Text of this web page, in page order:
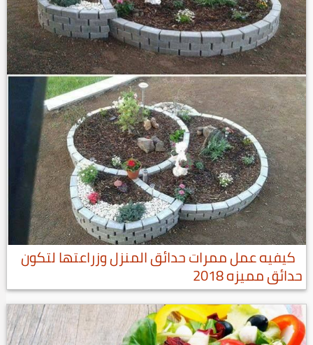
كيفيه عمل ممرات حدائق المنزل وزراعتها لتكون
حدائق مميزه 2018